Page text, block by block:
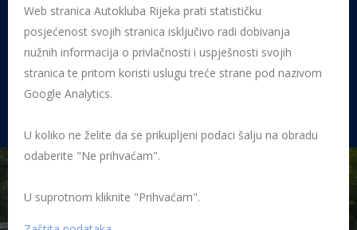
051 212 442 Centrala
Pon - Pet 08:00 - 16:00
Rujevica 9/1, 51000 Rijeka
Početna Posljednje objavljene novosti
Web stranica Autokluba Rijeka prati statističku
posjećenost svojih stranica isključivo radi dobivanja
nužnih informacija o privlačnosti i uspješnosti svojih
stranica te pritom koristi uslugu treće strane pod nazivom
Google Analytics.
U koliko ne želite da se prikupljeni podaci šalju na obradu
odaberite "Ne prihvaćam".
U suprotnom kliknite "Prihvaćam".